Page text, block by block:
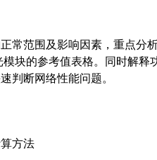
常范围及影响因素，重点分
块的参考值表格。同时解
判断网络性能问题。
方法